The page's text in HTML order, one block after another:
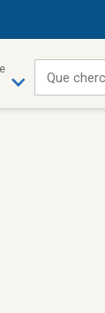
Que